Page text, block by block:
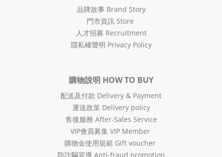
品牌故事 Brand Story
門市資訊 Store
人才招募 Recruitment
隱私權聲明 Privacy Policy
購物說明 HOW TO BUY
配送及付款 Delivery & Payment
運送政策 Delivery policy
售後服務 After-Sales Service
VIP會員募集 VIP Member
購物金使用規範 Gift voucher
防詐騙宣導 Anti-fraud promotion